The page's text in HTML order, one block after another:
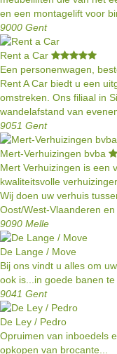
en een montagelift voor
9000 Gent
Rent a Car
Een personenwagen,
Rent A Car biedt u een
omstreken. Ons filiaal in
wandelafstand van
9051 Gent
Mert-Verhuizingen bvba
Mert Verhuizingen is een
kwaliteitsvolle
Wij doen uw verhuis
Oost/West-Vlaanderen en
9090 Melle
De Lange / Move
Bij ons vindt u alles om
ook is...in goede banen te
9041 Gent
De Ley / Pedro
Opruimen van inboedels
opkopen van brocante...